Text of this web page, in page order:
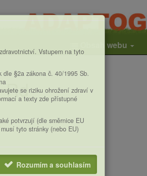
Obsah webu
Rd
Vstupem na tyto
§2a zákona č. 40/1995 Sb.
se riziku ohrožení zdraví v
a texty zde přístupné
potvrzují (dle směrnice EU
tyto stránky (nebo EU)
Rozumím a souhlasím